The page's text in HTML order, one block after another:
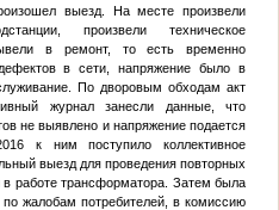
выезд. На месте произвели
произвели техническое
в ремонт, то есть временно
в сети, напряжение было в
По дворовым обходам акт
журнал занесли данные, что
не выявлено и напряжение подается
к ним поступило коллективное
выезд для проведения повторных
работе трансформатора. Затем была
жалобам потребителей, в комиссию